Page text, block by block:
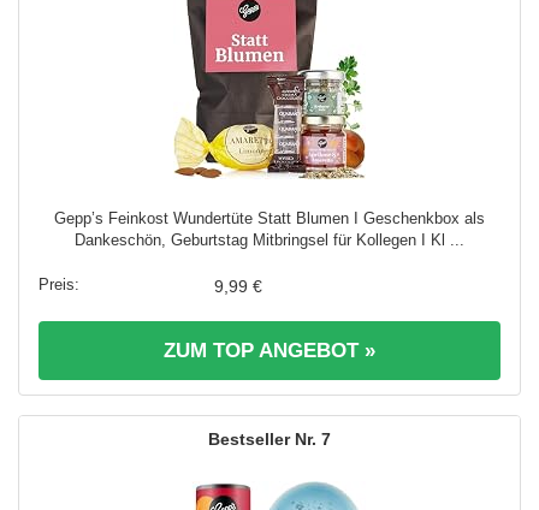
Gepp’s Feinkost Wundertüte Statt Blumen I Geschenkbox als
Dankeschön, Geburtstag Mitbringsel für Kollegen I Kl ...
9,99 €
ZUM TOP ANGEBOT »
7